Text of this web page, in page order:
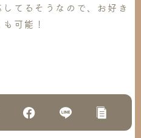
てるそうなので、お好き
可能！